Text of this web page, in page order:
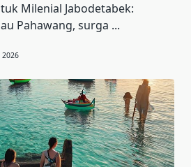
Milenial Jabodetabek:
Pahawang, surga ...
2026